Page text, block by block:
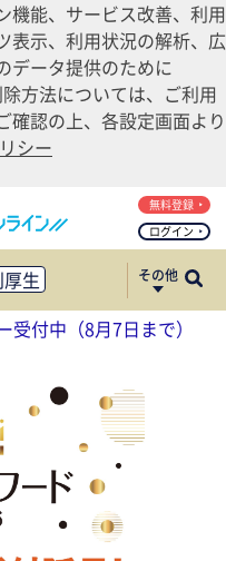
機能、サービス改善、利用
表示、利用状況の解析、広
データ提供のために
方法については、ご利用
確認の上、各設定画面より
シー
ログイン
無料登録
生
性化
査・レポート
その他
付中（8月7日まで）